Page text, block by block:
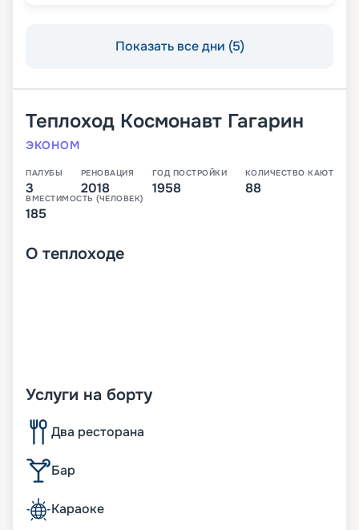
Показать все дни (5)
Теплоход Космонавт Гагарин
ЭКОНОМ
ПАЛУБЫ
3
РЕНОВАЦИЯ
2018
ГОД ПОСТРОЙКИ
1958
КОЛИЧЕСТВО КАЮТ
88
ВМЕСТИМОСТЬ (ЧЕЛОВЕК)
185
О теплоходе
Услуги на борту
Два ресторана
Бар
Караоке